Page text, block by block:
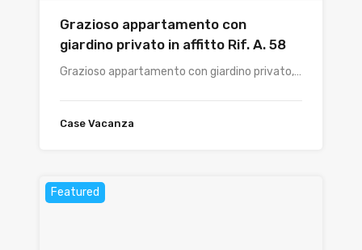
Grazioso appartamento con
giardino privato in affitto Rif. A. 58
Grazioso appartamento con giardino privato,…
Case Vacanza
Featured